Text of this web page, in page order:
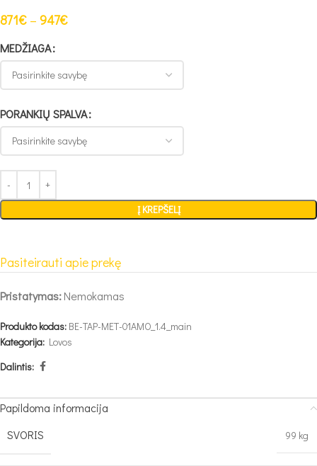
871€ – 947€
MEDŽIAGA
PORANKIŲ SPALVA
Į KREPŠELĮ
Pasiteirauti apie prekę
Pristatymas:Nemokamas
Produkto kodas: BE-TAP-MET-01AMO_1.4_main
Kategorija: Lovos
Dalintis:
Papildoma informacija
SVORIS
99 kg